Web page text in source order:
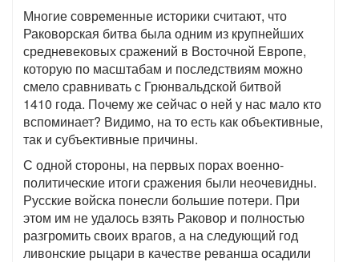
Многие современные историки считают, что
Раковорская битва была одним из крупнейших
средневековых сражений в Восточной Европе,
которую по масштабам и последствиям можно
смело сравнивать с Грюнвальдской битвой
1410 года. Почему же сейчас о ней у нас мало кто
вспоминает? Видимо, на то есть как объективные,
так и субъективные причины.
С одной стороны, на первых порах военно-
политические итоги сражения были неочевидны.
Русские войска понесли большие потери. При
этом им не удалось взять Раковор и полностью
разгромить своих врагов, а на следующий год
ливонские рыцари в качестве реванша осадили